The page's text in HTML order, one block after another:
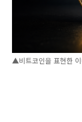
▲비트코인을 표현한